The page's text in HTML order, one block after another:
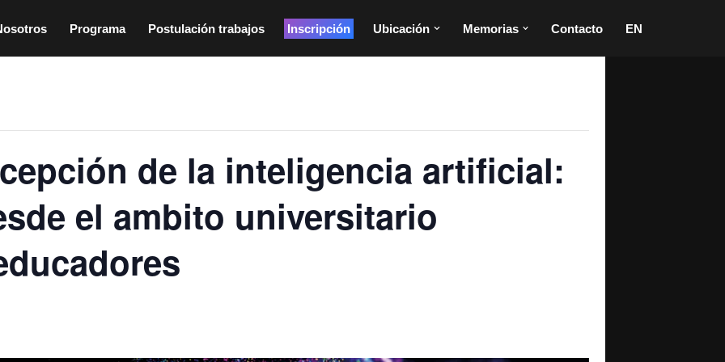
Programa Postulación trabajos Inscripción Ubicación Memorias Contacto EN
de la inteligencia artificial:
el ambito universitario